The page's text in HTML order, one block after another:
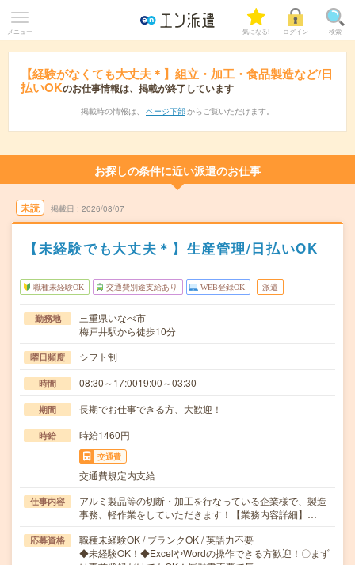
メニュー 気になる! ログイン 検索
【経験がなくても大丈夫＊】組立・加工・食品製造など/日
払いOKのお仕事情報は、掲載が終了しています
掲載時の情報は、 ページ下部 からご覧いただけます。
お探しの条件に近い派遣のお仕事
未読 掲載日 2026/08/07
【未経験でも大丈夫＊】生産管理/日払いOK
職種未経験OK 交通費別途支給あり WEB登録OK 派遣
勤務地
三重県いなべ市
梅戸井駅から徒歩10分
曜日頻度 シフト制
時間 08:30～17:0019:00～03:30
期間 長期でお仕事できる方、大歓迎！
時給 時給1460円
交通費
交通費規定内支給
仕事内容
アルミ製品等の切断・加工を行なっている企業様で、製造
事務、軽作業をしていただきます！【業務内容詳細】…
応募資格
職種未経験OK / ブランクOK / 英語力不要
◆未経験OK！◆ExcelやWordの操作できる方歓迎！〇まず